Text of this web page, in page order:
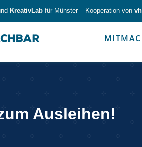
KreativLab für Münster – Kooperation von
Ausleihen!